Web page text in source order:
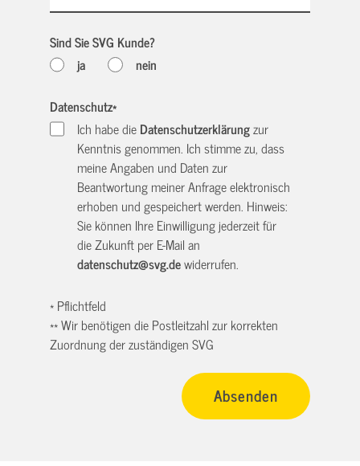
Sind Sie SVG Kunde?
ja
nein
Datenschutz*
Ich habe dieDatenschutzerklärungzur
Kenntnis genommen. Ich stimme zu, dass
meine Angaben und Daten zur
Beantwortung meiner Anfrage elektronisch
erhoben und gespeichert werden. Hinweis:
Sie können Ihre Einwilligung jederzeit für
die Zukunft per E-Mail an
datenschutz@svg.dewiderrufen.
* Pflichtfeld
** Wir benötigen die Postleitzahl zur korrekten
Zuordnung der zuständigen SVG